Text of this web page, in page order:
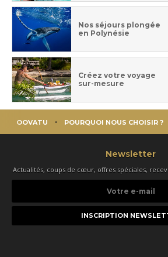
Nos séjours plongée
en Polynésie
Créez votre voyage
sur-mesure
OOVATU POURQUOI NOUS CHOISIR ?
Newsletter
Actualités, coups de cœur, offres spéciales,
e-